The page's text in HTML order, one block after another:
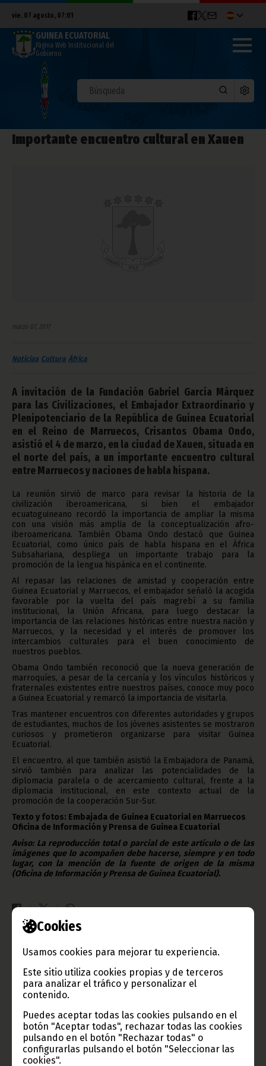
Cookies
Usamos cookies para mejorar tu experiencia.
Este sitio utiliza cookies propias y de terceros
para analizar el tráfico y personalizar el
contenido.
Puedes aceptar todas las cookies pulsando en el
botón "Aceptar todas", rechazar todas las cookies
pulsando en el botón "Rechazar todas" o
configurarlas pulsando el botón "Seleccionar las
cookies".
vie. 07 agosto, 07:01
GUINEA ECUATORIAL
Página Web Institucional del
Gobierno
Importante encuentro cultural en Xauen
marzo 07, 2017
Noticias Cultura África
A invitación de la Fundación Gabriel García Márquez
para las Civilizaciones, el Embajador Extraordinario y
Plenipotenciario de la República de Guinea Ecuatorial
en el Reino de Marruecos, Crisantos Obama Ondo,
asistió el 4 de marzo, en la ciudad de Xauen, situada en
el norte del país, a un importante encuentro cultural
entre Marruecos y naciones de habla hispana.
La reunión sirvió de marco para revisar la historia de la
civilización iberoamericana, si bien el embajador
ecuatoguineano recordó la importancia de ampliar la misma
con una visión más amplia de la conceptualización afro-
iberoamericana. También Obama Ondo destacó que Guinea
Ecuatorial, como único país de habla hispana en el África
Subsahariana, despliega un importante trabajo para la
promoción de la lengua hispánica en el continente.
Al repasar las relaciones de amistad y cooperación entre
Guinea Ecuatorial y Marruecos, el embajador señaló la acogida
favorable por la vuelta del país magrebí a su familia
institucional, la Unión Africana, para luego destacar la
importancia de las relaciones históricas entre nuestra nación y
Marruecos, y la necesidad y el interés de promover los
intercambios culturales para el buen conocimiento de
nuestros pueblos.
Obama Ondo también reconoció que la nueva generación de
marroquíes, a pesar de la cercanía y los vínculos históricos y
fraternales existentes entre nuestros países, conoce muy poco
a Guinea Ecuatorial y remarcó la importancia de visitarla.
Tras mantener encuentros con diferentes autoridades y grupos
de estudiantes, muchos de los jóvenes asistentes se mostraron
curiosos y prometieron organizarse para visitar Guinea
Ecuatorial.
El encuentro, al que también asistió la Embajadora de Panamá,
sirvió también para analizar las potencialidades de la
diplomacia paralela o de acercamiento cultural, frente a la
diplomacia institucional, en este contexto actual de la
promoción de la cooperación Sur-Sur.
Texto y fotos: Embajada de Guinea Ecuatorial en Marruecos
Oficina de Información y Prensa de Guinea Ecuatorial
Aviso: La reproducción total o parcial de este artículo o de las
imágenes que lo acompañen debe hacerse, siempre y en todo
lugar, con la mención de la fuente de origen de la misma
(Oficina de Información y Prensa de Guinea Ecuatorial).
Gobierno e Instituciones
Información de Guinea Ecuatorial